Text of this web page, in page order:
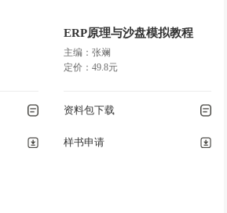
ERP原理与沙盘模拟教程
主编：张斓
定价：49.8元
资料包下载
样书申请